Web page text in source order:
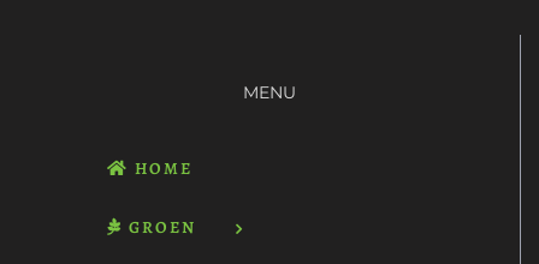
MENU
HOME
GROEN